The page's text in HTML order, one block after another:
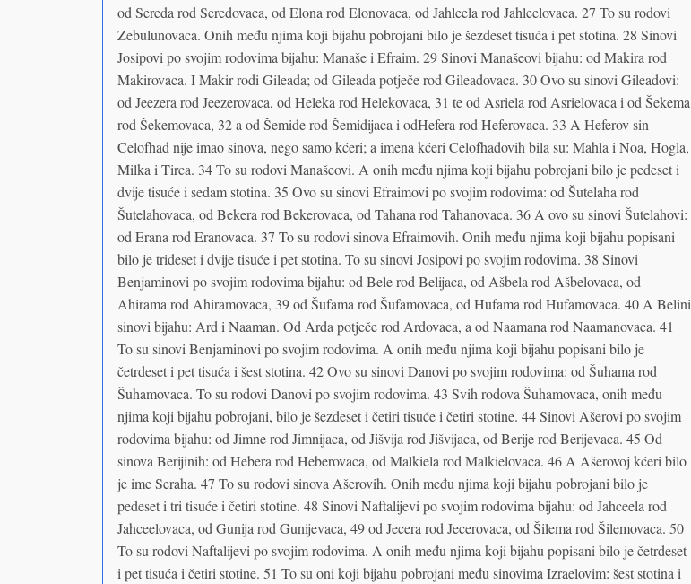
od Sereda rod Seredovaca, od Elona rod Elonovaca, od Jahleela rod Jahleelovaca. 27 To su rodovi
Zebulunovaca. Onih među njima koji bijahu pobrojani bilo je šezdeset tisuća i pet stotina. 28 Sinovi
Josipovi po svojim rodovima bijahu: Manaše i Efraim. 29 Sinovi Manašeovi bijahu: od Makira rod
Makirovaca. I Makir rodi Gileada; od Gileada potječe rod Gileadovaca. 30 Ovo su sinovi Gileadovi:
od Jeezera rod Jeezerovaca, od Heleka rod Helekovaca, 31 te od Asriela rod Asrielovaca i od Šekema
rod Šekemovaca, 32 a od Šemide rod Šemidijaca i odHefera rod Heferovaca. 33 A Heferov sin
Celofhad nije imao sinova, nego samo kćeri; a imena kćeri Celofhadovih bila su: Mahla i Noa, Hogla,
Milka i Tirca. 34 To su rodovi Manašeovi. A onih među njima koji bijahu pobrojani bilo je pedeset i
dvije tisuće i sedam stotina. 35 Ovo su sinovi Efraimovi po svojim rodovima: od Šutelaha rod
Šutelahovaca, od Bekera rod Bekerovaca, od Tahana rod Tahanovaca. 36 A ovo su sinovi Šutelahovi:
od Erana rod Eranovaca. 37 To su rodovi sinova Efraimovih. Onih među njima koji bijahu popisani
bilo je trideset i dvije tisuće i pet stotina. To su sinovi Josipovi po svojim rodovima. 38 Sinovi
Benjaminovi po svojim rodovima bijahu: od Bele rod Belijaca, od Ašbela rod Ašbelovaca, od
Ahirama rod Ahiramovaca, 39 od Šufama rod Šufamovaca, od Hufama rod Hufamovaca. 40 A Belini
sinovi bijahu: Ard i Naaman. Od Arda potječe rod Ardovaca, a od Naamana rod Naamanovaca. 41
To su sinovi Benjaminovi po svojim rodovima. A onih među njima koji bijahu popisani bilo je
četrdeset i pet tisuća i šest stotina. 42 Ovo su sinovi Danovi po svojim rodovima: od Šuhama rod
Šuhamovaca. To su rodovi Danovi po svojim rodovima. 43 Svih rodova Šuhamovaca, onih među
njima koji bijahu pobrojani, bilo je šezdeset i četiri tisuće i četiri stotine. 44 Sinovi Ašerovi po svojim
rodovima bijahu: od Jimne rod Jimnijaca, od Jišvija rod Jišvijaca, od Berije rod Berijevaca. 45 Od
sinova Berijinih: od Hebera rod Heberovaca, od Malkiela rod Malkielovaca. 46 A Ašerovoj kćeri bilo
je ime Seraha. 47 To su rodovi sinova Ašerovih. Onih među njima koji bijahu pobrojani bilo je
pedeset i tri tisuće i četiri stotine. 48 Sinovi Naftalijevi po svojim rodovima bijahu: od Jahceela rod
Jahceelovaca, od Gunija rod Gunijevaca, 49 od Jecera rod Jecerovaca, od Šilema rod Šilemovaca. 50
To su rodovi Naftalijevi po svojim rodovima. A onih među njima koji bijahu popisani bilo je četrdeset
i pet tisuća i četiri stotine. 51 To su oni koji bijahu pobrojani među sinovima Izraelovim: šest stotina i